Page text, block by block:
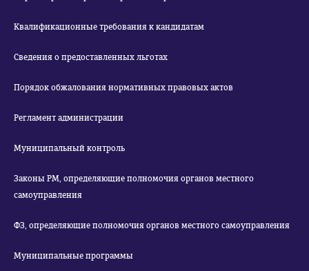
Квалификационные требования к кандидатам
Сведения о предоставленных льготах
Порядок обжалования нормативных правовых актов
Регламент администрации
Муниципальный контроль
Законы РМ, определяющие полномочия органов местного
самоуправления
ФЗ, определяющие полномочия органов местного самоуправления
Муниципальные программы